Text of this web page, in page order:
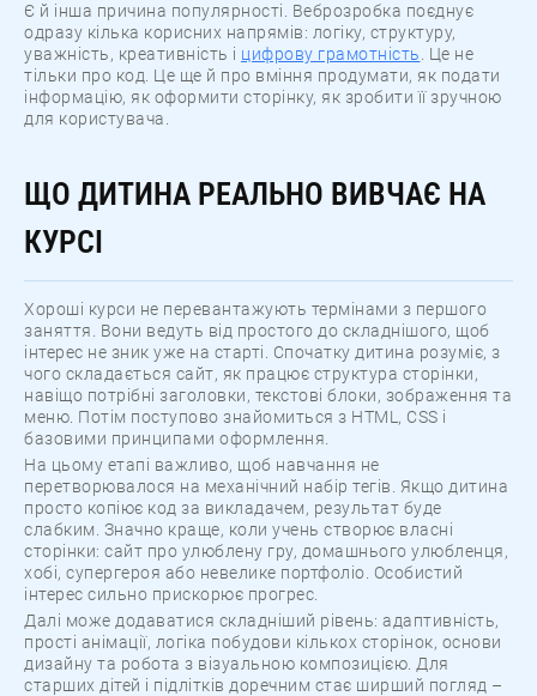
Є й інша причина популярності. Веброзробка поєднує
одразу кілька корисних напрямів: логіку, структуру,
уважність, креативність і цифрову грамотність . Це не
тільки про код. Це ще й про вміння продумати, як подати
інформацію, як оформити сторінку, як зробити її зручною
для користувача.
ЩО ДИТИНА РЕАЛЬНО ВИВЧАЄ НА
КУРСІ
Хороші курси не перевантажують термінами з першого
заняття. Вони ведуть від простого до складнішого, щоб
інтерес не зник уже на старті. Спочатку дитина розуміє, з
чого складається сайт, як працює структура сторінки,
навіщо потрібні заголовки, текстові блоки, зображення та
меню. Потім поступово знайомиться з HTML, CSS і
базовими принципами оформлення.
На цьому етапі важливо, щоб навчання не
перетворювалося на механічний набір тегів. Якщо дитина
просто копіює код за викладачем, результат буде
слабким. Значно краще, коли учень створює власні
сторінки: сайт про улюблену гру, домашнього улюбленця,
хобі, супергероя або невелике портфоліо. Особистий
інтерес сильно прискорює прогрес.
Далі може додаватися складніший рівень: адаптивність,
прості анімації, логіка побудови кількох сторінок, основи
дизайну та робота з візуальною композицією. Для
старших дітей і підлітків доречним стає ширший погляд –